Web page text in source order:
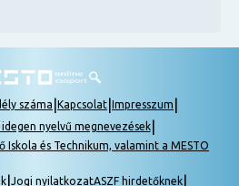
száma Kapcsolat Impresszum
nyelvű megnevezések|
Iskola és Technikum, valamint a MESTO
| Jogi nyilatkozatASZF hirdetőknek|